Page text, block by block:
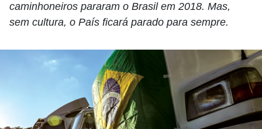
caminhoneiros pararam o Brasil em 2018. Mas,
sem cultura, o País ficará parado para sempre.